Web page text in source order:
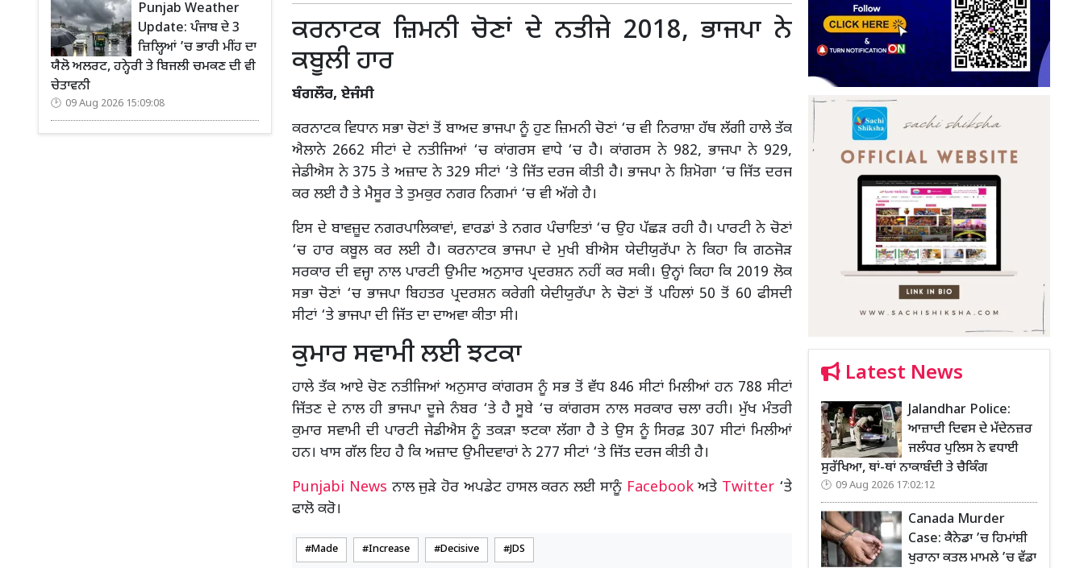
Punjab Weather
Update: ਪੰਜਾਬ ਦੇ 3
ਜ਼ਿਲ੍ਹਿਆਂ ’ਚ ਭਾਰੀ ਮੀਂਹ ਦਾ
ਯੈਲੋ ਅਲਰਟ, ਹਨ੍ਹੇਰੀ ਤੇ ਬਿਜਲੀ ਚਮਕਣ ਦੀ ਵੀ
ਚੇਤਾਵਨੀ
09 Aug 2026 15:09:08
ਕਰਨਾਟਕ ਜ਼ਿਮਨੀ ਚੋਣਾਂ ਦੇ ਨਤੀਜੇ 2018, ਭਾਜਪਾ ਨੇ
ਕਬੂਲੀ ਹਾਰ
ਬੰਗਲੌਰ, ਏਜੰਸੀ
ਕਰਨਾਟਕ ਵਿਧਾਨ ਸਭਾ ਚੋਣਾਂ ਤੋਂ ਬਾਅਦ ਭਾਜਪਾ ਨੂੰ ਹੁਣ ਜ਼ਿਮਨੀ ਚੋਣਾਂ ‘ਚ ਵੀ ਨਿਰਾਸ਼ਾ ਹੱਥ ਲੱਗੀ ਹਾਲੇ ਤੱਕ
ਐਲਾਨੇ 2662 ਸੀਟਾਂ ਦੇ ਨਤੀਜਿਆਂ ‘ਚ ਕਾਂਗਰਸ ਵਾਧੇ ‘ਚ ਹੈ। ਕਾਂਗਰਸ ਨੇ 982, ਭਾਜਪਾ ਨੇ 929,
ਜੇਡੀਐਸ ਨੇ 375 ਤੇ ਅਜ਼ਾਦ ਨੇ 329 ਸੀਟਾਂ ‘ਤੇ ਜਿੱਤ ਦਰਜ ਕੀਤੀ ਹੈ। ਭਾਜਪਾ ਨੇ ਸ਼ਿਮੋਗਾ ‘ਚ ਜਿੱਤ ਦਰਜ
ਕਰ ਲਈ ਹੈ ਤੇ ਮੈਸੂਰ ਤੇ ਤੁਮਕੁਰ ਨਗਰ ਨਿਗਮਾਂ ‘ਚ ਵੀ ਅੱਗੇ ਹੈ।
ਇਸ ਦੇ ਬਾਵਜ਼ੂਦ ਨਗਰਪਾਲਿਕਾਵਾਂ, ਵਾਰਡਾਂ ਤੇ ਨਗਰ ਪੰਚਾਇਤਾਂ ‘ਚ ਉਹ ਪੱਛੜ ਰਹੀ ਹੈ। ਪਾਰਟੀ ਨੇ ਚੋਣਾਂ
‘ਚ ਹਾਰ ਕਬੂਲ ਕਰ ਲਈ ਹੈ। ਕਰਨਾਟਕ ਭਾਜਪਾ ਦੇ ਮੁਖੀ ਬੀਐਸ ਯੇਦੀਯੁਰੱਪਾ ਨੇ ਕਿਹਾ ਕਿ ਗਠਜੋੜ
ਸਰਕਾਰ ਦੀ ਵਜ੍ਹਾ ਨਾਲ ਪਾਰਟੀ ਉਮੀਦ ਅਨੁਸਾਰ ਪ੍ਰਦਰਸ਼ਨ ਨਹੀਂ ਕਰ ਸਕੀ। ਉਨ੍ਹਾਂ ਕਿਹਾ ਕਿ 2019 ਲੋਕ
ਸਭਾ ਚੋਣਾਂ ‘ਚ ਭਾਜਪਾ ਬਿਹਤਰ ਪ੍ਰਦਰਸ਼ਨ ਕਰੇਗੀ ਯੇਦੀਯੁਰੱਪਾ ਨੇ ਚੋਣਾਂ ਤੋਂ ਪਹਿਲਾਂ 50 ਤੋਂ 60 ਫੀਸਦੀ
ਸੀਟਾਂ ‘ਤੇ ਭਾਜਪਾ ਦੀ ਜਿੱਤ ਦਾ ਦਾਅਵਾ ਕੀਤਾ ਸੀ।
ਕੁਮਾਰ ਸਵਾਮੀ ਲਈ ਝਟਕਾ
ਹਾਲੇ ਤੱਕ ਆਏ ਚੋਣ ਨਤੀਜਿਆਂ ਅਨੁਸਾਰ ਕਾਂਗਰਸ ਨੂੰ ਸਭ ਤੋਂ ਵੱਧ 846 ਸੀਟਾਂ ਮਿਲੀਆਂ ਹਨ 788 ਸੀਟਾਂ
ਜਿੱਤਣ ਦੇ ਨਾਲ ਹੀ ਭਾਜਪਾ ਦੂਜੇ ਨੰਬਰ ‘ਤੇ ਹੈ ਸੂਬੇ ‘ਚ ਕਾਂਗਰਸ ਨਾਲ ਸਰਕਾਰ ਚਲਾ ਰਹੀ। ਮੁੱਖ ਮੰਤਰੀ
ਕੁਮਾਰ ਸਵਾਮੀ ਦੀ ਪਾਰਟੀ ਜੇਡੀਐਸ ਨੂੰ ਤਕੜਾ ਝਟਕਾ ਲੱਗਾ ਹੈ ਤੇ ਉਸ ਨੂੰ ਸਿਰਫ਼ 307 ਸੀਟਾਂ ਮਿਲੀਆਂ
ਹਨ। ਖਾਸ ਗੱਲ ਇਹ ਹੈ ਕਿ ਅਜ਼ਾਦ ਉਮੀਦਵਾਰਾਂ ਨੇ 277 ਸੀਟਾਂ ‘ਤੇ ਜਿੱਤ ਦਰਜ ਕੀਤੀ ਹੈ।
Punjabi News ਨਾਲ ਜੁੜੇ ਹੋਰ ਅਪਡੇਟ ਹਾਸਲ ਕਰਨ ਲਈ ਸਾਨੂੰ Facebookਅਤੇ Twitter ‘ਤੇ
ਫਾਲੋ ਕਰੋ।
Made Increase Decisive JDS
Latest News
Jalandhar Police:
ਆਜ਼ਾਦੀ ਦਿਵਸ ਦੇ ਮੱਦੇਨਜ਼ਰ
ਜਲੰਧਰ ਪੁਲਿਸ ਨੇ ਵਧਾਈ
ਸੁਰੱਖਿਆ, ਥਾਂ-ਥਾਂ ਨਾਕਾਬੰਦੀ ਤੇ ਚੈਕਿੰਗ
09 Aug 2026 17:02:12
Canada Murder
Case: ਕੈਨੇਡਾ ’ਚ ਹਿਮਾਂਸ਼ੀ
ਖੁਰਾਨਾ ਕਤਲ ਮਾਮਲੇ ’ਚ ਵੱਡਾ